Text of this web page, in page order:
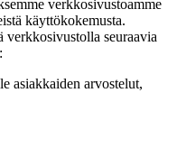
verkkosivustoamme
käyttökokemusta.
verkkosivustolla seuraavia
asiakkaiden arvostelut,